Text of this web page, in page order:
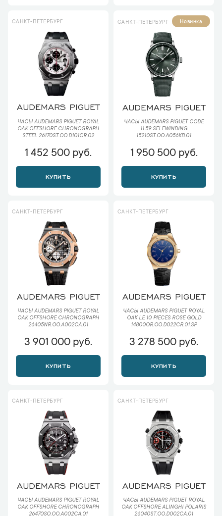
САНКТ-ПЕТЕРБУРГ
AUDEMARS PIGUET
ЧАСЫ AUDEMARS PIGUET ROYAL
OAK OFFSHORE CHRONOGRAPH
STEEL 26170ST.OO.D101CR.02
1 452 500 руб.
КУПИТЬ
САНКТ-ПЕТЕРБУРГ Новинка
AUDEMARS PIGUET
ЧАСЫ AUDEMARS PIGUET CODE
11.59 SELFWINDING
15210ST.OO.A056KB.01
1 950 500 руб.
КУПИТЬ
САНКТ-ПЕТЕРБУРГ
AUDEMARS PIGUET
ЧАСЫ AUDEMARS PIGUET ROYAL
OAK OFFSHORE CHRONOGRAPH
26405NR.OO.A002CA.01
3 901 000 руб.
КУПИТЬ
САНКТ-ПЕТЕРБУРГ
AUDEMARS PIGUET
ЧАСЫ AUDEMARS PIGUET ROYAL
OAK LE 10 PIECES ROSE GOLD
14800OR.OO.D022CR.01.SP
3 278 500 руб.
КУПИТЬ
САНКТ-ПЕТЕРБУРГ
AUDEMARS PIGUET
ЧАСЫ AUDEMARS PIGUET ROYAL
OAK OFFSHORE CHRONOGRAPH
26470SO.OO.A002CA.01
САНКТ-ПЕТЕРБУРГ
AUDEMARS PIGUET
ЧАСЫ AUDEMARS PIGUET ROYAL
OAK OFFSHORE ALINGHI POLARIS
26040ST.OO.D002CA.01